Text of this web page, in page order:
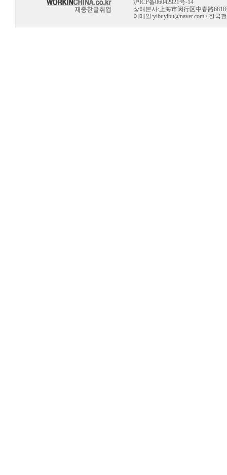
沪ICP备06042921号-14
상해본사:上海市闵行区中春路6818
이메일:yibuyibu@naver.com/ 한국전